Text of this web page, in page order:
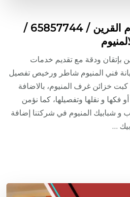
تفصيل مطابخ المنيوم القرين / 65857744 /
بإتقان ودقة مع تقديم خدمات
فني المنيوم شاطر ورخيص تفصيل
خزائن غرف المنيوم، بالاضافة
فكها و نقلها وتفصيلها، كما نؤمن
و شبابيك المنيوم في شركتنا إضافة
…